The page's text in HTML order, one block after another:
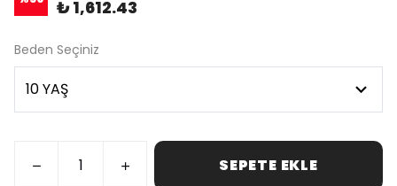
₺ 1,612.43
Beden Seçiniz
SEPETE EKLE